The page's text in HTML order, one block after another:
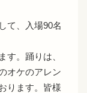
て、入場90名
す。踊りは、
オケのアレン
ります。皆様